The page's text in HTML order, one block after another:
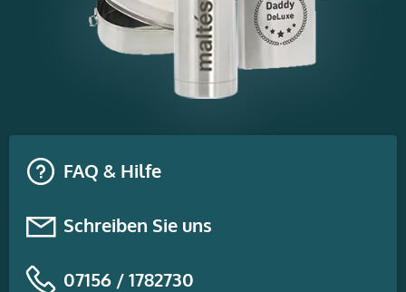
FAQ & Hilfe
Schreiben Sie uns
07156 / 1782730